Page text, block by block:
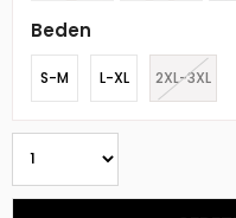
Beden
S-M L-XL 2XL-3XL